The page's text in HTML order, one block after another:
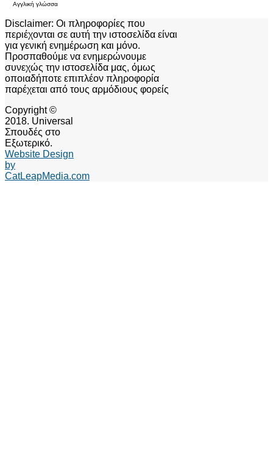
Αγγλική γλώσσα
Disclaimer: Οι πληροφορίες που
περιέχονται σε αυτή την ιστοσελίδα είναι
για γενική ενημέρωση και μόνο.
Προσπαθούμε να ενημερώνουμε
συνεχώς την ιστοσελίδα μας, όμως
οποιαδήποτε επιπλέον πληροφορία
παρέχεται από τους αρμόδιους φορείς
Copyright ©
2018. Universal
Σπουδές στο
Εξωτερικό.
Website Design
by
CatLeapMedia.com